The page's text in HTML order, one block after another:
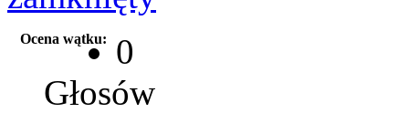
Ocena wątku:
0
Głosów